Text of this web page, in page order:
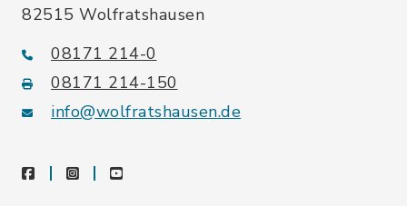
82515 Wolfratshausen
08171 214-0
08171 214-150
info@wolfratshausen.de
facebookinstagramyoutube